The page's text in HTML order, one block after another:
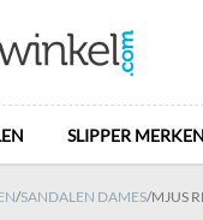
SLIPPER MERKEN
/SANDALEN DAMES/MJUS